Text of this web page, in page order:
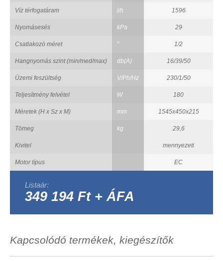
Víz térfogatáram l/h 1596
Nyomásesés kPa 29
Csatlakozó méret " 1/2
Hangnyomás szint (min/med/max) db(A) 16/39/50
Üzemi feszültség V/Ph/Hz 230/1/50
Teljesítmény felvétel W 180
Méretek (H x Sz x M) mm 1545x450x215
Tömeg kg 29,6
Kivitel mennyezeti
Motor típus EC
Listaár:
349 194 Ft + ÁFA
Kapcsolódó termékek, kiegészítők